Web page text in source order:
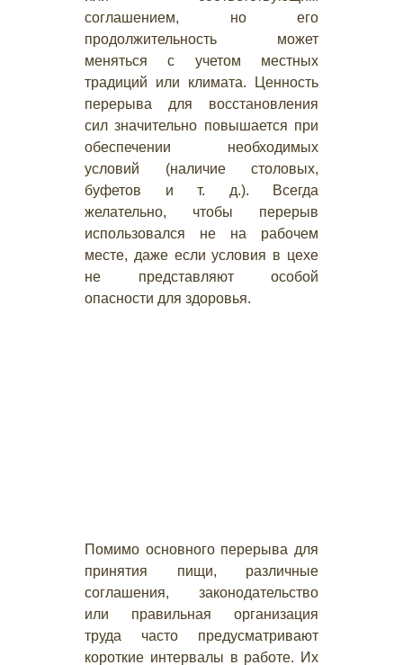
соглашением, но его
продолжительность может
меняться с учетом местных
традиций или климата. Ценность
перерыва для восстановления
сил значительно повышается при
обеспечении необходимых
условий (наличие столовых,
буфетов и т. д.). Всегда
желательно, чтобы перерыв
использовался не на рабочем
месте, даже если условия в цехе
не представляют особой
опасности для здоровья.
Помимо основного перерыва для
принятия пищи, различные
соглашения, законодательство
или правильная организация
труда часто предусматривают
короткие интервалы в работе. Их